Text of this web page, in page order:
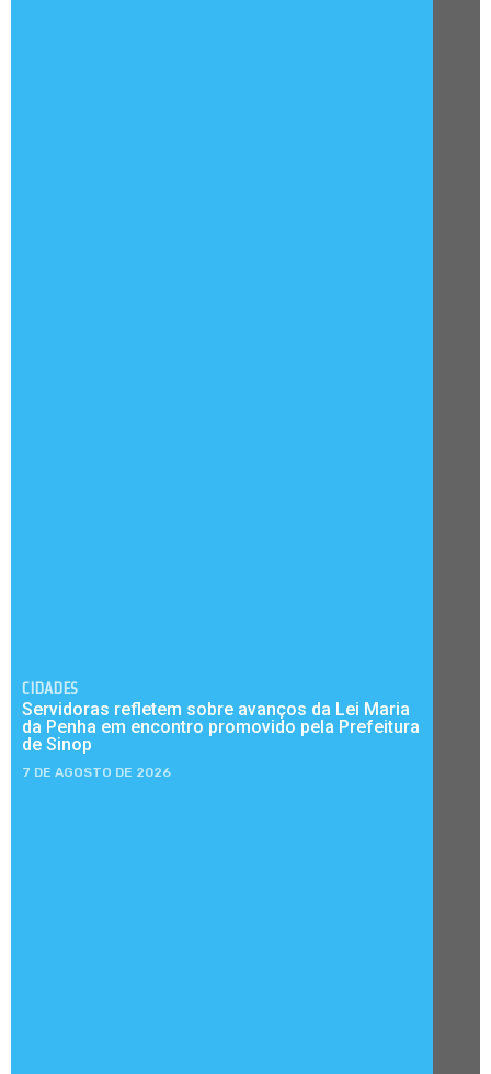
CIDADES
Servidoras refletem sobre avanços da Lei Maria
da Penha em encontro promovido pela Prefeitura
de Sinop
7 DE AGOSTO DE 2026